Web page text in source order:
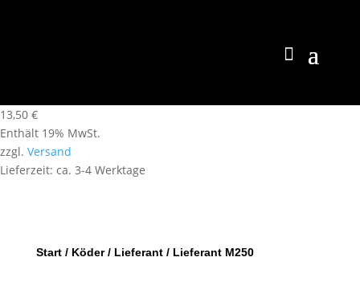
13,50 €
Enthält 19% MwSt.
zzgl. Versand
Lieferzeit: ca. 3-4 Werktage
Start/ Köder/ Lieferant/ Lieferant M250